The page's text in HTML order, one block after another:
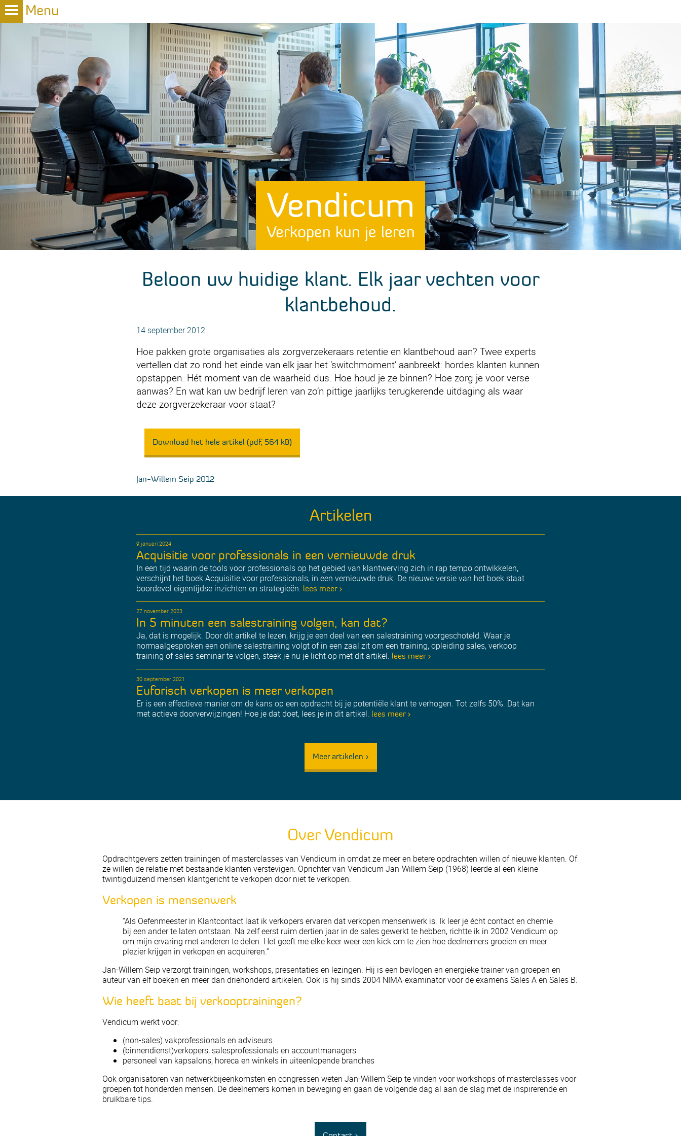
Vendicum
Verkopen kun je leren
Beloon uw huidige klant. Elk jaar vechten voor
klantbehoud.
14 september 2012
Hoe pakken grote organisaties als zorgverzekeraars retentie en klantbehoud aan? Twee experts
vertellen dat zo rond het einde van elk jaar het ‘switchmoment’ aanbreekt: hordes klanten kunnen
opstappen. Hét moment van de waarheid dus. Hoe houd je ze binnen? Hoe zorg je voor verse
aanwas? En wat kan uw bedrijf leren van zo’n pittige jaarlijks terugkerende uitdaging als waar
deze zorgverzekeraar voor staat?
Download het hele artikel (pdf, 564 kB)
Jan-Willem Seip 2012
Artikelen
9 januari 2024
Acquisitie voor professionals in een vernieuwde druk
In een tijd waarin de tools voor professionals op het gebied van klantwerving zich in rap tempo ontwikkelen,
verschijnt het boek Acquisitie voor professionals, in een vernieuwde druk. De nieuwe versie van het boek staat
boordevol eigentijdse inzichten en strategieën. lees meer >
27 november 2023
In 5 minuten een salestraining volgen, kan dat?
Ja, dat is mogelijk. Door dit artikel te lezen, krijg je een deel van een salestraining voorgeschoteld. Waar je
normaalgesproken een online salestraining volgt of in een zaal zit om een training, opleiding sales, verkoop
training of sales seminar te volgen, steek je nu je licht op met dit artikel. lees meer >
30 september 2021
Euforisch verkopen is meer verkopen
Er is een effectieve manier om de kans op een opdracht bij je potentiële klant te verhogen. Tot zelfs 50%. Dat kan
met actieve doorverwijzingen! Hoe je dat doet, lees je in dit artikel. lees meer >
Meer artikelen >
Over Vendicum
Opdrachtgevers zetten trainingen of masterclasses van Vendicum in omdat ze meer en betere opdrachten willen of nieuwe klanten. Of
ze willen de relatie met bestaande klanten verstevigen. Oprichter van Vendicum Jan-Willem Seip (1968) leerde al een kleine
twintigduizend mensen klantgericht te verkopen door niet te verkopen.
Verkopen is mensenwerk
“Als Oefenmeester in Klantcontact laat ik verkopers ervaren dat verkopen mensenwerk is. Ik leer je écht contact en chemie
bij een ander te laten ontstaan. Na zelf eerst ruim dertien jaar in de sales gewerkt te hebben, richtte ik in 2002 Vendicum op
om mijn ervaring met anderen te delen. Het geeft me elke keer weer een kick om te zien hoe deelnemers groeien en meer
plezier krijgen in verkopen en acquireren.”
Jan-Willem Seip verzorgt trainingen, workshops, presentaties en lezingen. Hij is een bevlogen en energieke trainer van groepen en
auteur van elf boeken en meer dan driehonderd artikelen. Ook is hij sinds 2004 NIMA-examinator voor de examens Sales A en Sales B.
Wie heeft baat bij verkooptrainingen?
Vendicum werkt voor:
(non-sales) vakprofessionals en adviseurs
(binnendienst)verkopers, salesprofessionals en accountmanagers
personeel van kapsalons, horeca en winkels in uiteenlopende branches
Ook organisatoren van netwerkbijeenkomsten en congressen weten Jan-Willem Seip te vinden voor workshops of masterclasses voor
groepen tot honderden mensen. De deelnemers komen in beweging en gaan de volgende dag al aan de slag met de inspirerende en
bruikbare tips.